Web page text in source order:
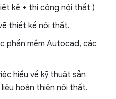
kế + thi công nội thất )
thiết kế nội thất.
phần mềm Autocad, các
hiểu về kỹ thuật sản
hoàn thiện nội thất.